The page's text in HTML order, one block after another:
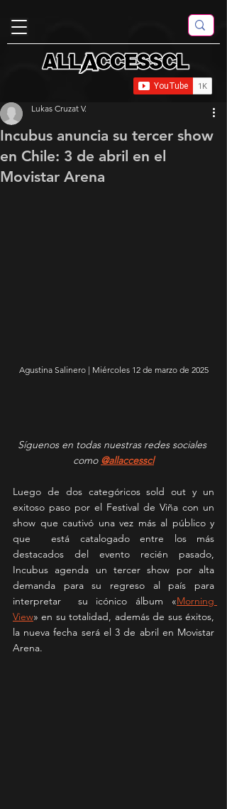
Incubus anuncia su tercer show
en Chile: 3 de abril en el
Movistar Arena
Lukas Cruzat V.
Agustina Salinero | Miércoles 12 de marzo de 2025
Síguenos en todas nuestras redes sociales
como @allaccesscl
Luego de dos categóricos sold out y un
exitoso paso por el Festival de Viña con un
show que cautivó una vez más al público y
que  está catalogado entre los más
destacados del evento recién pasado,
Incubus agenda un tercer show por alta
demanda para su regreso al país para
interpretar  su icónico álbum «Morning
View» en su totalidad, además de sus éxitos,
la nueva fecha será el 3 de abril en Movistar
Arena.